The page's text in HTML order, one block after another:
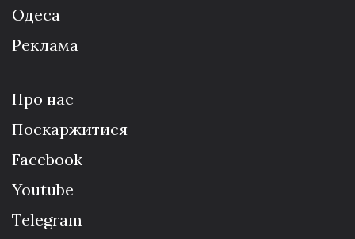
Одеса
Реклама
Про нас
Поскаржитися
Facebook
Youtube
Telegram